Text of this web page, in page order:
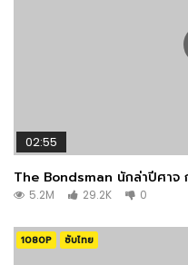
02:55
The Bondsman นักล่าปีศาจ
5.2M 29.2K 0
1080P ซับไทย